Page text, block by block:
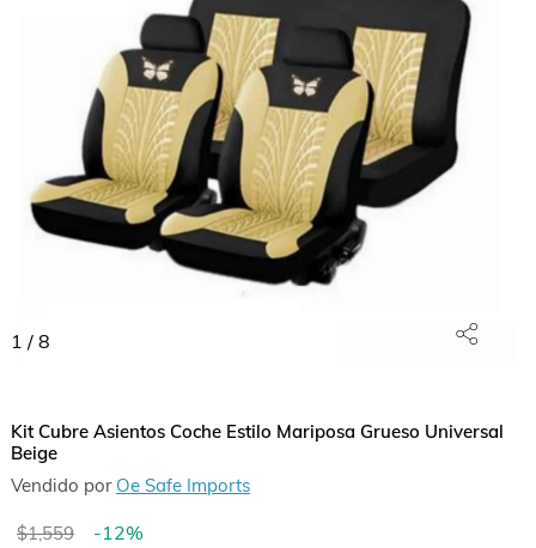
1 / 8
Kit Cubre Asientos Coche Estilo Mariposa Grueso Universal
Beige
Vendido por Oe Safe Imports
$1,559 -12%